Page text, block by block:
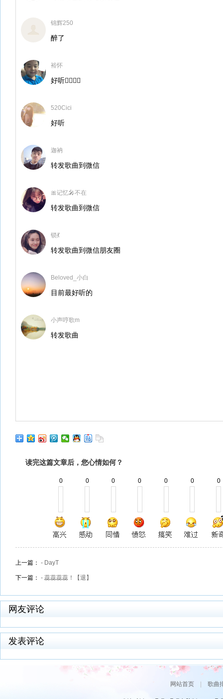
锦辉250
醉了
裕怀
好听👍🏼👍🏼
520Cici
好听
迦衲
转发歌曲到微信
🎀记忆🎤不在
转发歌曲到微信
锁💃
转发歌曲到微信朋友圈
Beloved_小白
目前最好听的
小声哼歌m
转发歌曲
读完这篇文章后，您心情如何？
0 0 0 0 0 0 0
上一篇： - DayT
下一篇： - 蕊蕊蕊蕊！【退】
网友评论
发表评论
网站首页| 歌曲